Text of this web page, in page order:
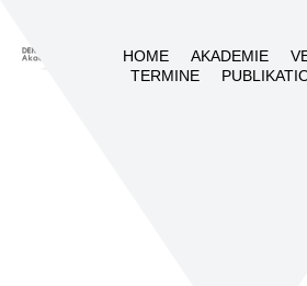
HOME AKADEMIE
TERMINE